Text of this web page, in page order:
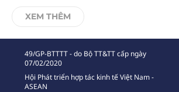
XEM THÊM
49/GP-BTTTT - do Bộ TT&TT cấp ngày
07/02/2020
Hội Phát triển hợp tác kinh tế Việt Nam -
ASEAN